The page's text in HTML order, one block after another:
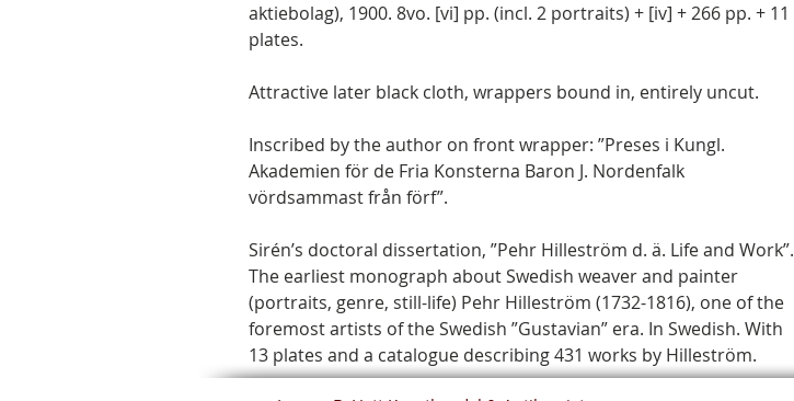
aktiebolag), 1900. 8vo. [vi] pp. (incl. 2 portraits) + [iv] + 266 pp. + 11
plates.
Attractive later black cloth, wrappers bound in, entirely uncut.
Inscribed by the author on front wrapper: ”Preses i Kungl.
Akademien för de Fria Konsterna Baron J. Nordenfalk
vördsammast från förf”.
Sirén’s doctoral dissertation, ”Pehr Hilleström d. ä. Life and Work”.
The earliest monograph about Swedish weaver and painter
(portraits, genre, still-life) Pehr Hilleström (1732-1816), one of the
foremost artists of the Swedish ”Gustavian” era. In Swedish. With
13 plates and a catalogue describing 431 works by Hilleström.